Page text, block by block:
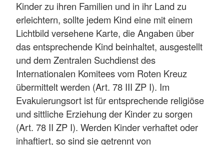
Kinder zu ihren Familien und in ihr Land zu
erleichtern, sollte jedem Kind eine mit einem
Lichtbild versehene Karte, die Angaben über
das entsprechende Kind beinhaltet, ausgestellt
und dem Zentralen Suchdienst des
Internationalen Komitees vom Roten Kreuz
übermittelt werden (Art. 78 III ZP I). Im
Evakuierungsort ist für entsprechende religiöse
und sittliche Erziehung der Kinder zu sorgen
(Art. 78 II ZP I). Werden Kinder verhaftet oder
inhaftiert, so sind sie getrennt von